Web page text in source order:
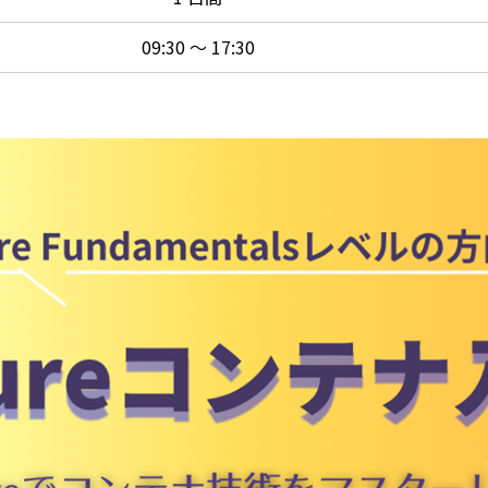
09:30 ～ 17:30